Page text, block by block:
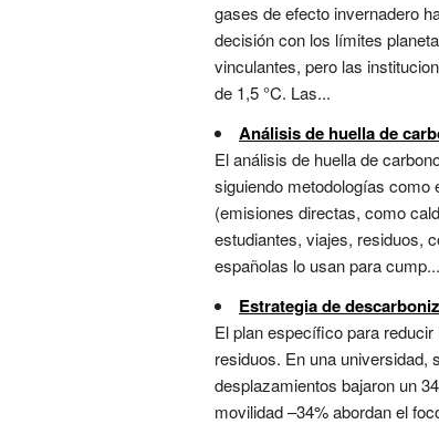
gases de efecto invernadero
decisión con los límites
vinculantes, pero las
de 1,5 °C. Las...
Análisis de huella de
El análisis de huella de
siguiendo metodologías como
(emisiones directas, como
estudiantes, viajes, residuos,
españolas lo usan para cump...
Estrategia de
El plan específico para
residuos. En una universidad,
desplazamientos bajaron un
movilidad –34% abordan el